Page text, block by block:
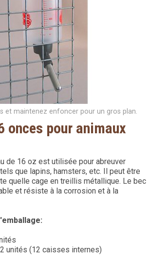
et maintenez enfoncer pour un gros plan.
onces pour animaux
de 16 oz est utilisée pour abreuver
que lapins, hamsters, etc. Il peut être
quelle cage en treillis métallique. Le bec
et résiste à la corrosion et à la
unités (12 caisses internes)